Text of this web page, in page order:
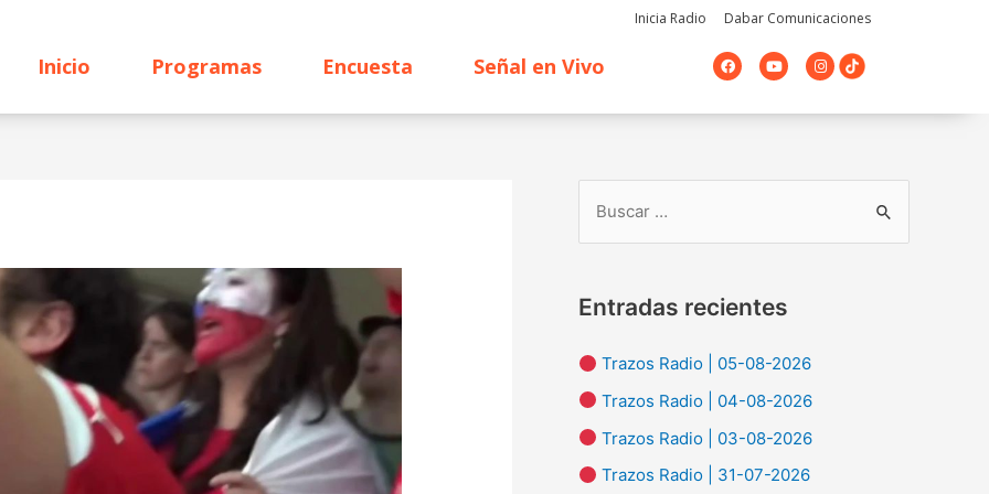
Inicia Radio Dabar Comunicaciones
Inicio Programas Encuesta Señal en Vivo
F
a
c
b
Y
o
u
u
I
n
s
a
u
c
p
o
r
Entradas recientes
Trazos Radio | 05-08-2026
Trazos Radio | 04-08-2026
Trazos Radio | 03-08-2026
Trazos Radio | 31-07-2026